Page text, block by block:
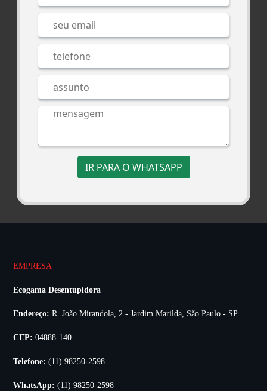
IR PARA O WHATSAPP
EMPRESA
Ecogama Desentupidora
Endereço: R. João Mirandola, 2 - Jardim Marilda, São Paulo - SP
CEP: 04888-140
Telefone: (11) 98250-2598
WhatsApp: (11) 98250-2598